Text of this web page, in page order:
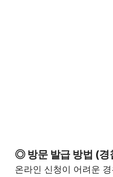
◎ 방문 발급 방법 (경
온라인 신청이 어려운